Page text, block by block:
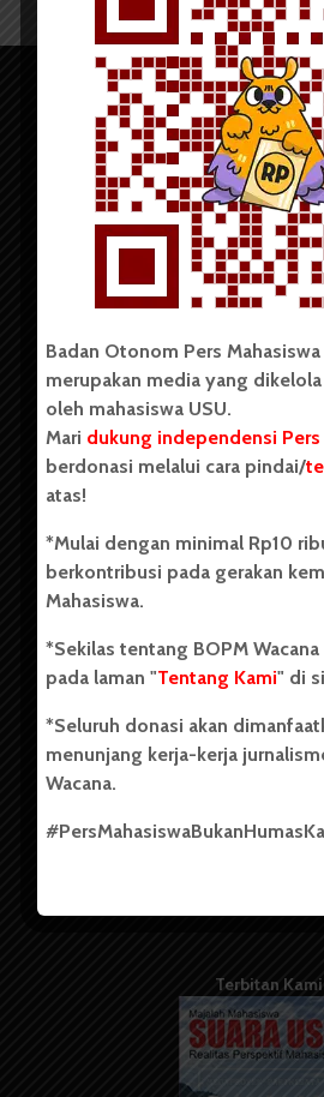
Copyright © 2023. All rights
Badan Otonom Pers Mahasiswa
pers mahasiswa yang berdiri di luar
secara mandiri oleh mahasiswa
(USU). Sebelumnya BOPM Wacana
Unit Kegiatan Mahasiswa (UKM) di
berdiri pada 1 Juli 1995.
Kontribusi
Info Iklan
Pedoman Media Siber
Kode Etik Jurnalistik
Terbitan Kami
Badan Otonom Pers Mahasiswa
merupakan media yang
oleh mahasiswa USU.
Mari dukung independensi Pers
berdonasi melalui cara pindai/
atas!
*Mulai dengan minimal Rp10
berkontribusi pada gerakan
Mahasiswa.
*Sekilas tentang BOPM
pada laman "Tentang Kami" di
*Seluruh donasi akan
menunjang kerja-kerja
Wacana.